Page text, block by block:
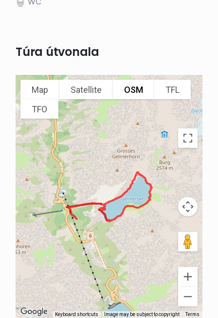
Túra útvonala
Map Satellite OSM
TFL
TFO
Keyboard shortcuts Image may be subject to copyright Terms